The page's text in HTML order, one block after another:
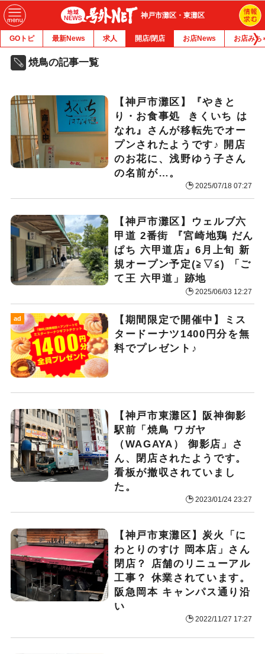
神戸市灘区・東灘区
GOトピ 最新News 求人 開店/閉店 お店News お店みち
焼鳥の記事一覧
【神戸市灘区】『やきと
り・お食事処 きくいち は
なれ』さんが移転先でオー
プンされたようです♪ 開店
のお花に、浅野ゆう子さん
の名前が…。
2025/07/18 07:27
【神戸市灘区】ウェルブ六
甲道 2番街 『宮崎地鶏 だん
ぱち 六甲道店』6月上旬 新
規オープン予定(≧▽≦) 「ご
て王 六甲道」跡地
2025/06/03 12:27
ad
【期間限定で開催中】ミス
タードーナツ1400円分を無
料でプレゼント♪
【神戸市東灘区】阪神御影
駅前「焼鳥 ワガヤ
（WAGAYA） 御影店」さ
ん、閉店されたようです。
看板が撤収されていまし
た。
2023/01/24 23:27
【神戸市東灘区】炭火「に
わとりのすけ 岡本店」さん
閉店？ 店舗のリニューアル
工事？ 休業されています。
阪急岡本 キャンパス通り沿
い
2022/11/27 17:27